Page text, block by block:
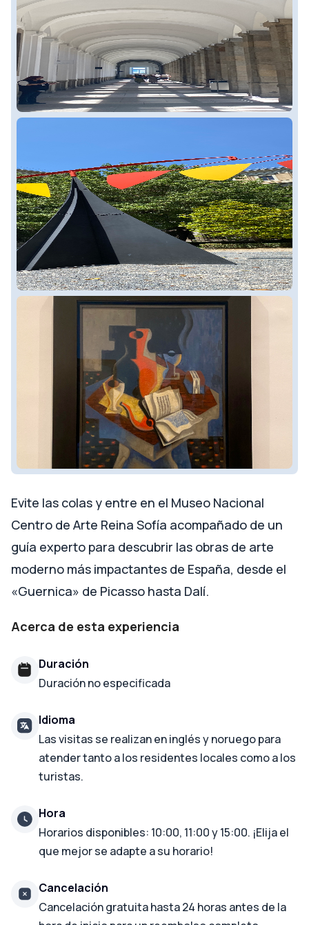
Evite las colas y entre en el Museo Nacional
Centro de Arte Reina Sofía acompañado de un
guía experto para descubrir las obras de arte
moderno más impactantes de España, desde el
«Guernica» de Picasso hasta Dalí.
Acerca de esta experiencia
Duración
Duración no especificada
Idioma
Las visitas se realizan en inglés y noruego para
atender tanto a los residentes locales como a los
turistas.
Hora
Horarios disponibles: 10:00, 11:00 y 15:00. ¡Elija el
que mejor se adapte a su horario!
Cancelación
Cancelación gratuita hasta 24 horas antes de la